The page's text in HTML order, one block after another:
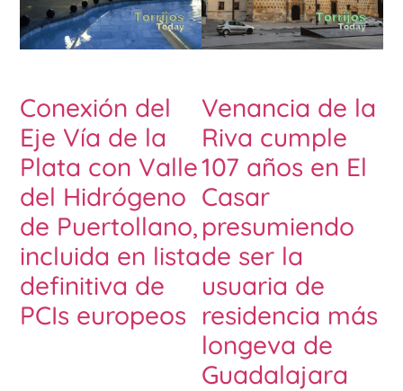
Conexión del
Eje Vía de la
Plata con Valle
del Hidrógeno
de Puertollano,
incluida en lista
definitiva de
PCIs europeos
Venancia de la
Riva cumple
107 años en El
Casar
presumiendo
de ser la
usuaria de
residencia más
longeva de
Guadalajara